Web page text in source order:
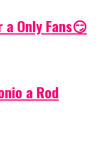
a Only Fans😏
a Rod